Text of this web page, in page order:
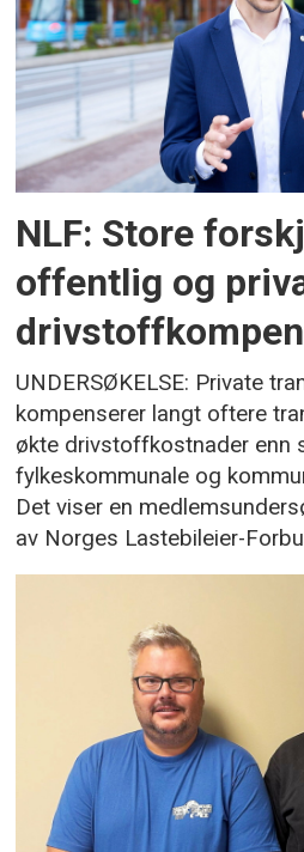
NLF: Store
offentlig og
UNDERSØKELSE: Private
kompenserer langt oftere
økte drivstoffkostnader enn
fylkeskommunale og
Det viser en
av Norges Lastebileier-